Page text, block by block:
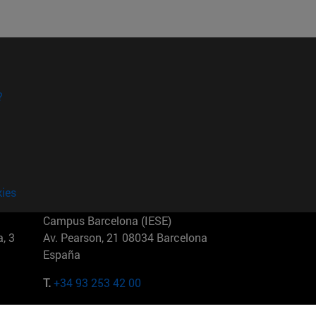
3
Campus Barcelona (IESE)
Av. Pearson, 21 08034 Barcelona
España
T.+34 93 253 42 00